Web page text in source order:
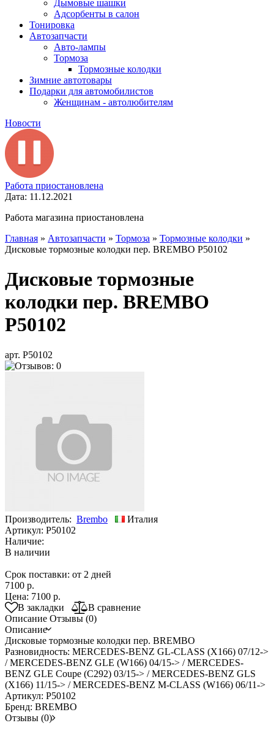
Дымовые шашки
Адсорбенты в салон
Тонировка
Автозапчасти
Авто-лампы
Тормоза
Тормозные колодки
Зимние автотовары
Подарки для автомобилистов
Женщинам - автолюбителям
Новости
Работа приостановлена
Дата: 11.12.2021
Работа магазина приостановлена
Главная » Автозапчасти » Тормоза » Тормозные колодки »
Дисковые тормозные колодки пер. BREMBO P50102
Дисковые тормозные
колодки пер. BREMBO
P50102
арт. P50102
Производитель: Brembo
Италия
Артикул: P50102
Наличие:
В наличии
Срок поставки: от 2 дней
7100 р.
Цена: 7100 р.
В закладки
В сравнение
Описание Отзывы (0)
Описание
Дисковые тормозные колодки пер. BREMBO
Разновидность: MERCEDES-BENZ GL-CLASS (X166) 07/12->
/ MERCEDES-BENZ GLE (W166) 04/15-> / MERCEDES-
BENZ GLE Coupe (C292) 03/15-> / MERCEDES-BENZ GLS
(X166) 11/15-> / MERCEDES-BENZ M-CLASS (W166) 06/11->
Артикул: P50102
Бренд: BREMBO
Отзывы (0)